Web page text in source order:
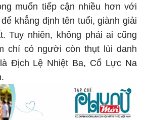
muốn tiếp cận nhiều hơn với
khẳng định tên tuổi, giành giải
Tuy nhiên, không phải ai cũng
chí có người còn thụt lùi danh
Địch Lệ Nhiệt Ba, Cổ Lực Na